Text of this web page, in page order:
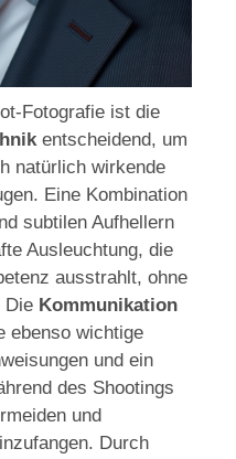
Fotografie ist die
entscheidend, um
natürlich wirkende
Eine Kombination
subtilen Aufhellern
Ausleuchtung, die
ausstrahlt, ohne
Die Kommunikation
ebenso wichtige
und ein
des Shootings
und
Durch